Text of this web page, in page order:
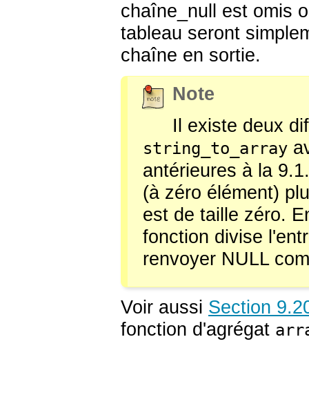
chaîne_null est omis
tableau seront
chaîne en sortie.
Note
Il existe deux
string_to_array
antérieures à la
(à zéro élément)
est de taille zéro.
fonction divise
renvoyer NULL
Voir aussi Section
fonction d'agrégat